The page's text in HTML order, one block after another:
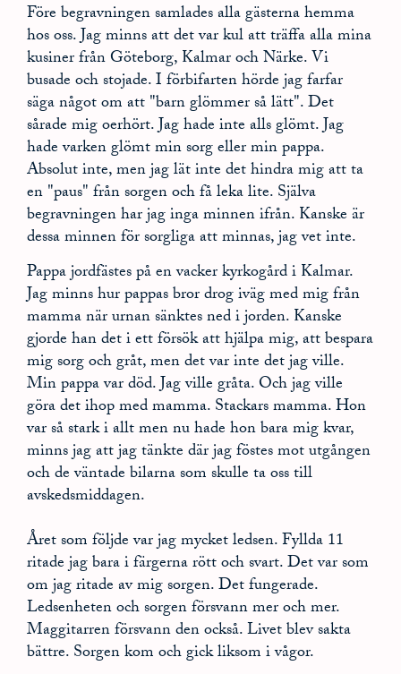
Före begravningen samlades alla gästerna hemma
hos oss. Jag minns att det var kul att träffa alla mina
kusiner från Göteborg, Kalmar och Närke. Vi
busade och stojade. I förbifarten hörde jag farfar
säga något om att "barn glömmer så lätt". Det
sårade mig oerhört. Jag hade inte alls glömt. Jag
hade varken glömt min sorg eller min pappa.
Absolut inte, men jag lät inte det hindra mig att ta
en "paus" från sorgen och få leka lite. Själva
begravningen har jag inga minnen ifrån. Kanske är
dessa minnen för sorgliga att minnas, jag vet inte.
Pappa jordfästes på en vacker kyrkogård i Kalmar.
Jag minns hur pappas bror drog iväg med mig från
mamma när urnan sänktes ned i jorden. Kanske
gjorde han det i ett försök att hjälpa mig, att bespara
mig sorg och gråt, men det var inte det jag ville.
Min pappa var död. Jag ville gråta. Och jag ville
göra det ihop med mamma. Stackars mamma. Hon
var så stark i allt men nu hade hon bara mig kvar,
minns jag att jag tänkte där jag föstes mot utgången
och de väntade bilarna som skulle ta oss till
avskedsmiddagen.
Året som följde var jag mycket ledsen. Fyllda 11
ritade jag bara i färgerna rött och svart. Det var som
om jag ritade av mig sorgen. Det fungerade.
Ledsenheten och sorgen försvann mer och mer.
Maggitarren försvann den också. Livet blev sakta
bättre. Sorgen kom och gick liksom i vågor.